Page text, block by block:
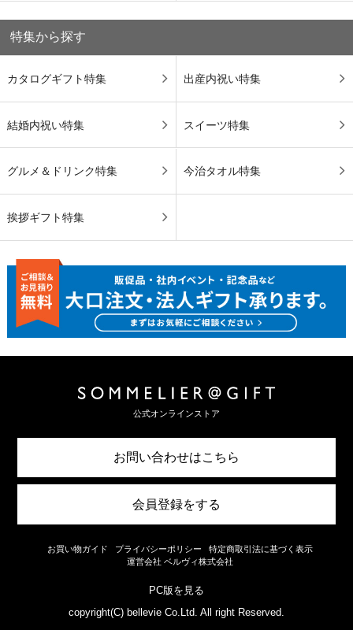
特集から探す
カタログギフト特集 出産内祝い特集
結婚内祝い特集 スイーツ特集
グルメ＆ドリンク特集 今治タオル特集
挨拶ギフト特集
公式オンラインストア
お問い合わせはこちら
会員登録をする
お買い物ガイド プライバシーポリシー
特定商取引法に基づく表示
運営会社 ベルヴィ株式会社
PC版を見る
copyright(C) bellevie Co.Ltd. All right Reserved.